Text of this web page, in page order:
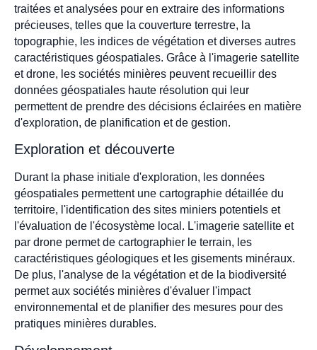
traitées et analysées pour en extraire des informations
précieuses, telles que la couverture terrestre, la
topographie, les indices de végétation et diverses autres
caractéristiques géospatiales. Grâce à l'imagerie satellite
et drone, les sociétés minières peuvent recueillir des
données géospatiales haute résolution qui leur
permettent de prendre des décisions éclairées en matière
d'exploration, de planification et de gestion.
Exploration et découverte
Durant la phase initiale d'exploration, les données
géospatiales permettent une cartographie détaillée du
territoire, l'identification des sites miniers potentiels et
l'évaluation de l'écosystème local. L'imagerie satellite et
par drone permet de cartographier le terrain, les
caractéristiques géologiques et les gisements minéraux.
De plus, l'analyse de la végétation et de la biodiversité
permet aux sociétés minières d'évaluer l'impact
environnemental et de planifier des mesures pour des
pratiques minières durables.